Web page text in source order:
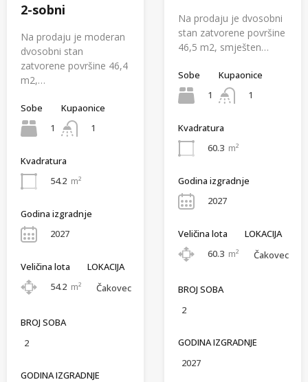
2-sobni
Na prodaju je moderan
dvosobni stan
zatvorene površine 46,4
m2,…
Sobe
1
Kupaonice
1
Kvadratura
54.2 m²
Godina izgradnje
2027
Veličina lota
54.2 m²
LOKACIJA
Čakovec
BROJ SOBA
2
GODINA IZGRADNJE
Na prodaju je dvosobni
stan zatvorene površine
46,5 m2, smješten…
Sobe
1
Kupaonice
1
Kvadratura
60.3 m²
Godina izgradnje
2027
Veličina lota
60.3 m²
LOKACIJA
Čakovec
BROJ SOBA
2
GODINA IZGRADNJE
2027